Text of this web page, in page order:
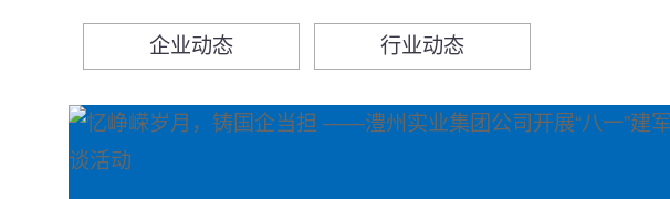
企业动态 行业动态